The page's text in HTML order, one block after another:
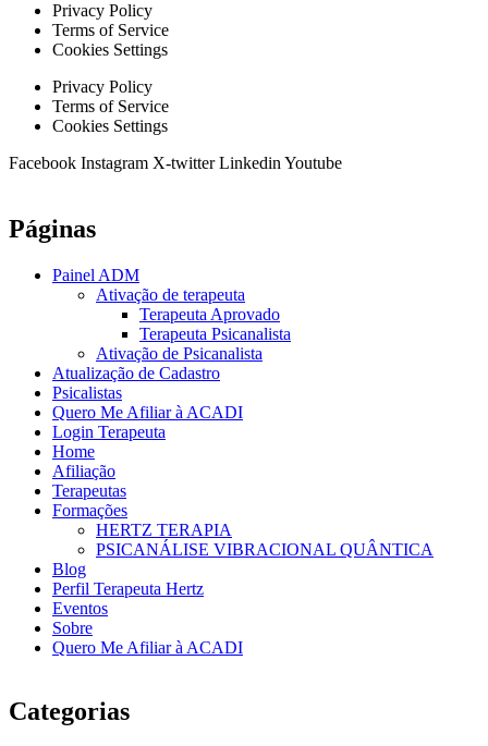
Privacy Policy
Terms of Service
Cookies Settings
Privacy Policy
Terms of Service
Cookies Settings
Facebook Instagram X-twitter Linkedin Youtube
Páginas
Painel ADM
Ativação de terapeuta
Terapeuta Aprovado
Terapeuta Psicanalista
Ativação de Psicanalista
Atualização de Cadastro
Psicalistas
Quero Me Afiliar à ACADI
Login Terapeuta
Home
Afiliação
Terapeutas
Formações
HERTZ TERAPIA
PSICANÁLISE VIBRACIONAL QUÂNTICA
Blog
Perfil Terapeuta Hertz
Eventos
Sobre
Quero Me Afiliar à ACADI
Categorias